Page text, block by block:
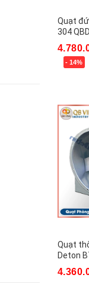
Quạt
304
- 14%
Quạt
Deton